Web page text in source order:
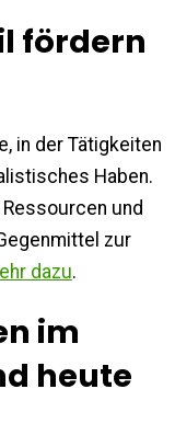
fördern
in der Tätigkeiten
Haben.
und
zur
dazu.
im
heute